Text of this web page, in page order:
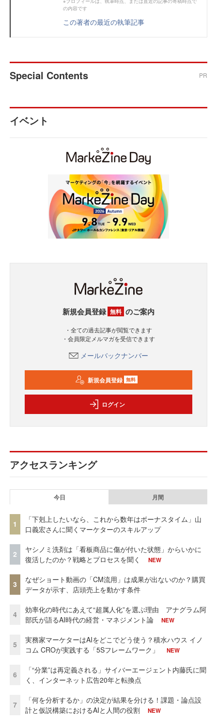
の内容です
この著者の最近の執筆記事
Special Contents PR
イベント
新規会員登録 無料 のご案内
・全ての過去記事が閲覧できます
・会員限定メルマガを受信できます
メールバックナンバー
新規会員登録 無料
ログイン
アクセスランキング
今日 月間
1
「下剋上したいなら、これから数年はボーナスタイム」山
口義宏さんに聞くマーケターのスキルアップ
2
ヤシノミ洗剤は「看板商品に傷が付いた状態」からいかに
復活したのか？戦略とプロセスを聞く
NEW
3
なぜショート動画の「CM流用」は成果が出ないのか？購買
データが示す、店頭売上を動かす条件
4
効率化の時代にあえて“超属人化”を選ぶ理由 アナグラム阿
部氏が語るAI時代の経営・マネジメント論
NEW
5
実務家マーケターはAIをどこでどう使う？積水ハウス イノ
コム CROが実践する「5Sフレームワーク」
NEW
6
「“分業”は再定義される」サイバーエージェント内藤氏に聞
く、インターネット広告20年と転換点
7
「何を分析するか」の決定が結果を分ける！課題・論点設
計と仮説構築におけるAIと人間の役割
NEW